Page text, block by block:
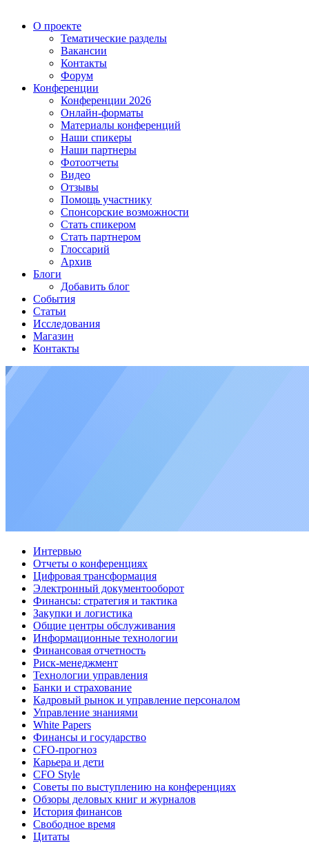
О проекте
Тематические разделы
Вакансии
Контакты
Форум
Конференции
Конференции 2026
Онлайн-форматы
Материалы конференций
Наши спикеры
Наши партнеры
Фотоотчеты
Видео
Отзывы
Помощь участнику
Спонсорские возможности
Стать спикером
Стать партнером
Глоссарий
Архив
Блоги
Добавить блог
События
Статьи
Исследования
Магазин
Контакты
Интервью
Отчеты о конференциях
Цифровая трансформация
Электронный документооборот
Финансы: стратегия и тактика
Закупки и логистика
Общие центры обслуживания
Информационные технологии
Финансовая отчетность
Риск-менеджмент
Технологии управления
Банки и страхование
Кадровый рынок и управление персоналом
Управление знаниями
White Papers
Финансы и государство
CFO-прогноз
Карьера и дети
CFO Style
Советы по выступлению на конференциях
Обзоры деловых книг и журналов
История финансов
Свободное время
Цитаты